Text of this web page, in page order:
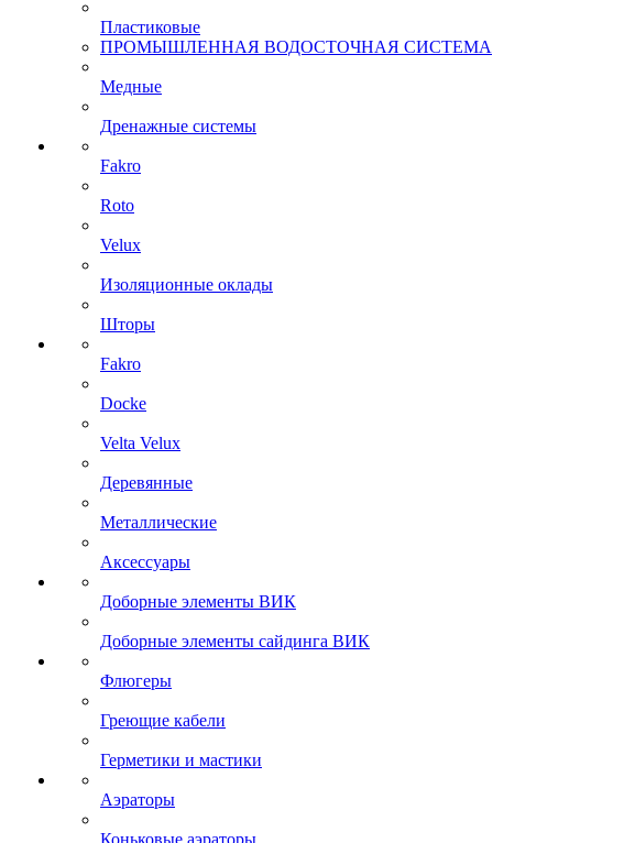
Пластиковые
ПРОМЫШЛЕННАЯ ВОДОСТОЧНАЯ СИСТЕМА
Медные
Дренажные системы
Fakro
Roto
Velux
Изоляционные оклады
Шторы
Fakro
Docke
Velta Velux
Деревянные
Металлические
Аксессуары
Доборные элементы ВИК
Доборные элементы сайдинга ВИК
Флюгеры
Греющие кабели
Герметики и мастики
Аэраторы
Коньковые аэраторы